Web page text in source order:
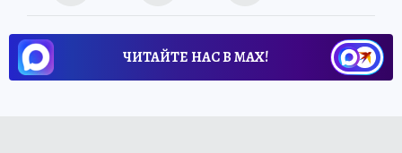
ЧИТАЙТЕ НАС В МАХ!